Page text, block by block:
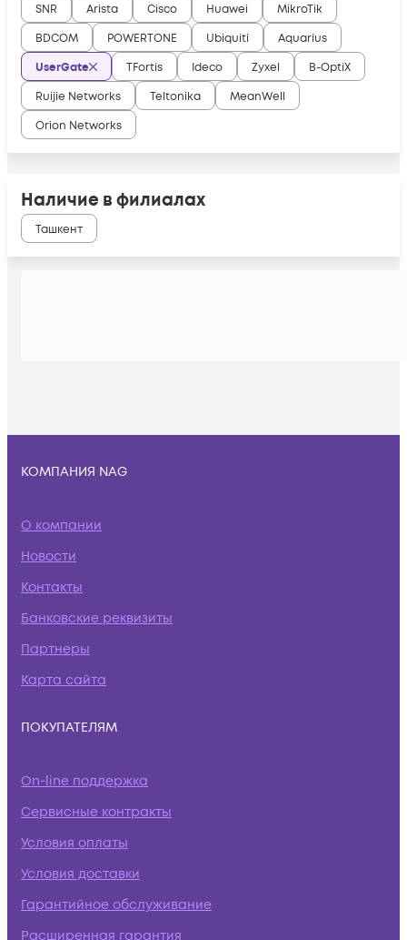
SNR Arista Cisco Huawei
MikroTik
BDCOM
POWERTONE Ubiquiti
Aquarius
UserGate
TFortis Ideco Zyxel
B-OptiX
Ruijie Networks
Teltonika
MeanWell
Orion Networks
Наличие в филиалах
Ташкент
КОМПАНИЯ NAG
О компании
Новости
Контакты
Банковские реквизиты
Партнеры
Карта сайта
ПОКУПАТЕЛЯМ
On-line поддержка
Сервисные контракты
Условия оплаты
Условия доставки
Гарантийное обслуживание
Расширенная гарантия